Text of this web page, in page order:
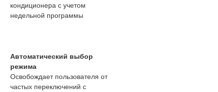
кондиционера с учетом
недельной программы
Автоматический выбор
режима
Освобождает пользователя от
частых переключений с